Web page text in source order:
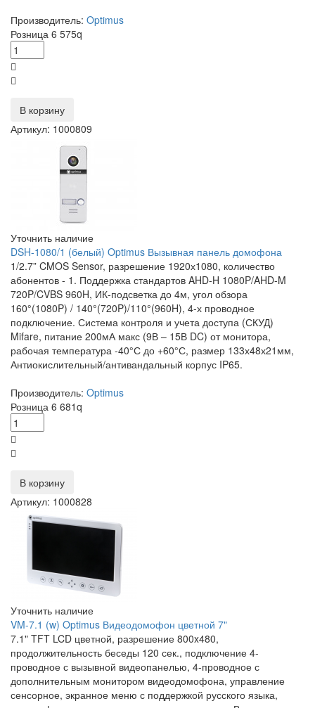
Производитель: Optimus
Розница 6 575q
В корзину
Артикул: 1000809
Уточнить наличие
DSH-1080/1 (белый) Optimus Вызывная панель домофона
1/2.7” CMOS Sensor, разрешение 1920х1080, количество
абонентов - 1. Поддержка стандартов AHD-H 1080P/AHD-M
720P/CVBS 960H, ИК-подсветка до 4м, угол обзора
160°(1080P) / 140°(720P)/110°(960H), 4-х проводное
подключение. Система контроля и учета доступа (СКУД)
Mifare, питание 200мА макс (9В – 15В DC) от монитора,
рабочая температура -40°С до +60°С, размер 133х48х21мм,
Антиокислительный/антивандальный корпус IP65.
Производитель: Optimus
Розница 6 681q
В корзину
Артикул: 1000828
Уточнить наличие
VM-7.1 (w) Optimus Видеодомофон цветной 7"
7.1" TFT LCD цветной, разрешение 800x480,
продолжительность беседы 120 сек., подключение 4-
проводное с вызывной видеопанелью, 4-проводное с
дополнительным монитором видеодомофона, управление
сенсорное, экранное меню с поддержкой русского языка,